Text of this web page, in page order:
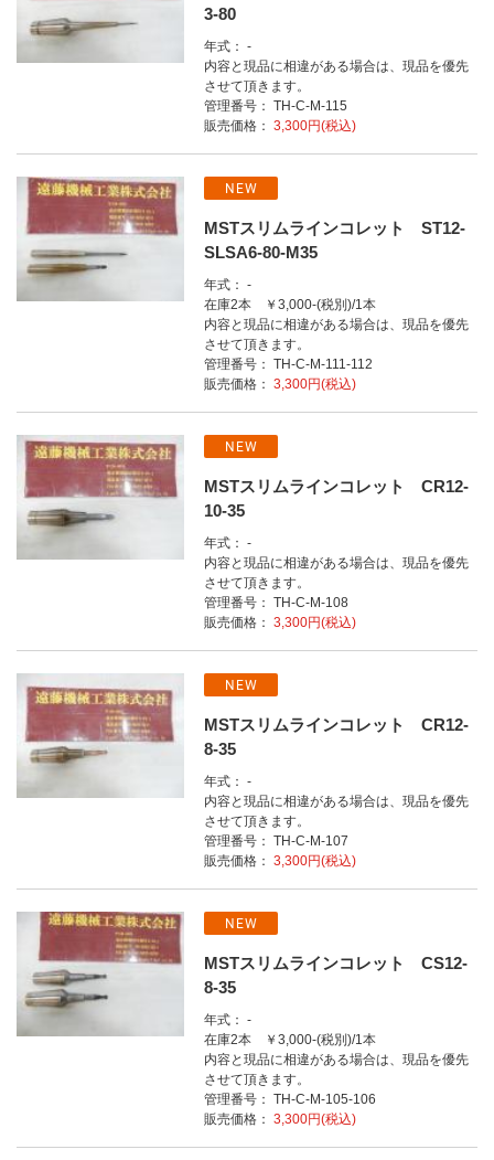
3-80
年式： -
内容と現品に相違がある場合は、現品を優先
させて頂きます。
管理番号： TH-C-M-115
販売価格：3,300円(税込)
NEW
MSTスリムラインコレット ST12-
SLSA6-80-M35
年式： -
在庫2本 ￥3,000-(税別)/1本
内容と現品に相違がある場合は、現品を優先
させて頂きます。
管理番号： TH-C-M-111-112
販売価格：3,300円(税込)
NEW
MSTスリムラインコレット CR12-
10-35
年式： -
内容と現品に相違がある場合は、現品を優先
させて頂きます。
管理番号： TH-C-M-108
販売価格：3,300円(税込)
NEW
MSTスリムラインコレット CR12-
8-35
年式： -
内容と現品に相違がある場合は、現品を優先
させて頂きます。
管理番号： TH-C-M-107
販売価格：3,300円(税込)
NEW
MSTスリムラインコレット CS12-
8-35
年式： -
在庫2本 ￥3,000-(税別)/1本
内容と現品に相違がある場合は、現品を優先
させて頂きます。
管理番号： TH-C-M-105-106
販売価格：3,300円(税込)